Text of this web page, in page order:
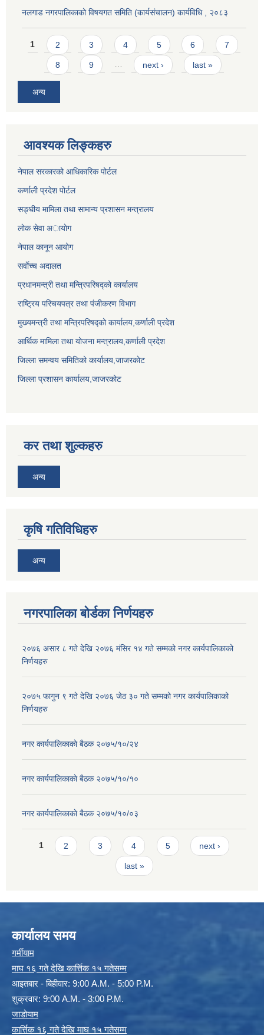
नलगाड नगरपालिकाको विषयगत समिति (कार्यसंचालन) कार्यविधि , २०८३
Pages
1 2 3 4 5 6 7
8 9 … next › last »
अन्य
आवश्यक लिङ्कहरु
नेपाल सरकारको आधिकारिक पोर्टल
कर्णाली प्रदेश पोर्टल
सङ्घीय मामिला तथा सामान्य प्रशासन मन्त्रालय
लाेक सेवा अायाेग
नेपाल कानून आयोग
सर्वाेच्च अदालत
प्रधानमन्त्री तथा मन्त्रिपरिषद्को कार्यालय
राष्ट्रिय परिचयपत्र तथा पंजीकरण विभाग
मुख्यमन्त्री तथा मन्त्रिपरिषद्को कार्यालय,कर्णाली प्रदेश
आर्थिक मामिला तथा योजना मन्त्रालय,कर्णाली प्रदेश
जिल्ला समन्वय समितिको कार्यालय,जाजरकाेट
जिल्ला प्रशासन कार्यालय,जाजरकोट
कर तथा शुल्कहरु
अन्य
कृषि गतिविधिहरु
अन्य
नगरपालिका बोर्डका निर्णयहरु
२०७६ असार ८ गते देखि २०७६ मंसिर १४ गते सम्मको नगर कार्यपालिकाको
निर्णयहरु
२०७५ फागुन ९ गते देखि २०७६ जेठ ३० गते सम्मको नगर कार्यपालिकाको
निर्णयहरु
नगर कार्यपालिकाकाे बैठक २०७५/१०/२४
नगर कार्यपालिकाकाे बैठक २०७५/१०/१०
नगर कार्यपालिकाकाे बैठक २०७५/१०/०३
Pages
1 2 3 4 5 next ›
last »
कार्यालय समय
गर्मीयाम
माघ १६ गते देखि कार्त्तिक १५ गतेसम्म
आइतबार - बिहीवार: 9:00 A.M. - 5:00 P.M.
शुक्रवार: 9:00 A.M. - 3:00 P.M.
जाडोयाम
कार्त्तिक १६ गते देखि माघ १५ गतेसम्म